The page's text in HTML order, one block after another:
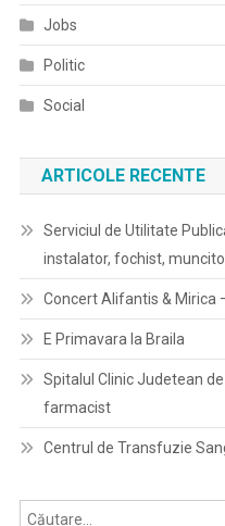
Jobs
Politic
Social
ARTICOLE RECENTE
Serviciul de Utilitate
instalator, fochist,
Concert Alifantis & Mirica
E Primavara la Braila
Spitalul Clinic Judetean
farmacist
Centrul de Transfuzie